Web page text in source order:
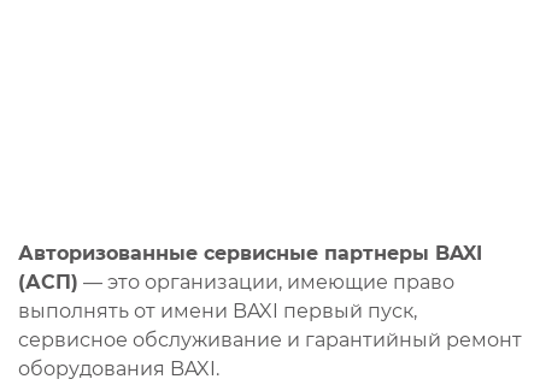
Авторизованные сервисные партнеры BAXI
(АСП) — это организации, имеющие право
выполнять от имени BAXI первый пуск,
сервисное обслуживание и гарантийный ремонт
оборудования BAXI.